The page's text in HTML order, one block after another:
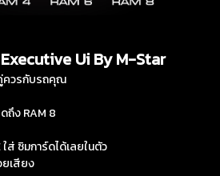
Ui By M-Star
วรกับรถคุณ
ถึง RAM 8
ส่ ซิมการ์ดได้เลยในตัว
เสียง